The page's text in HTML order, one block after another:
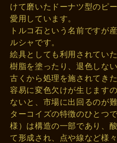
けて磨いたドーナツ型のピ
愛用しています。
トルコ石という名前ですが
ルシャです。
絵具としても利用されてい
樹脂を塗ったり、退色しな
古くから処理を施されてきた
容易に変色欠けが生じます
ないと、市場に出回るのが
ターコイズの特徴のひとつ
様）は構造の一部であり、
て形成され、点や線など様